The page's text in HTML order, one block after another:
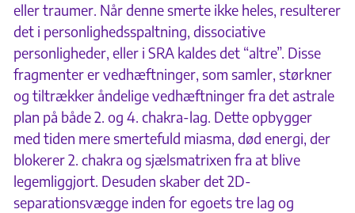
eller traumer. Når denne smerte ikke heles, resulterer
det i personlighedsspaltning, dissociative
personligheder, eller i SRA kaldes det “altre”. Disse
fragmenter er vedhæftninger, som samler, størkner
og tiltrækker åndelige vedhæftninger fra det astrale
plan på både 2. og 4. chakra-lag. Dette opbygger
med tiden mere smertefuld miasma, død energi, der
blokerer 2. chakra og sjælsmatrixen fra at blive
legemliggjort. Desuden skaber det 2D-
separationsvægge inden for egoets tre lag og